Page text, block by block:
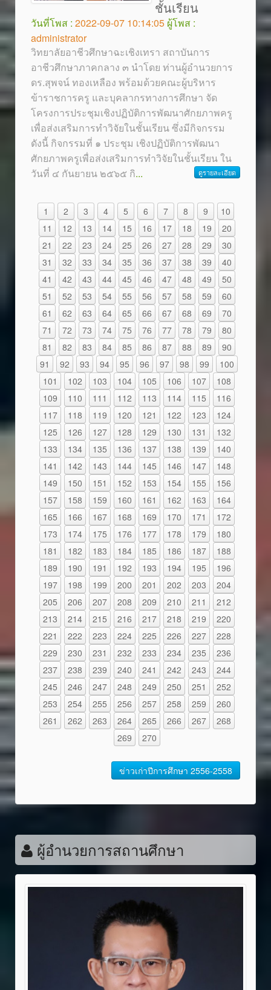
ชั้นเรียน
วันที่โพส : 2022-09-07 10:14:05 ผู้โพส :
administrator
วิทยาลัยอาชีวศึกษาฉะเชิงเทรา สถาบันการ
อาชีวศึกษาภาคกลาง ๓ นำโดย ท่านผู้อำนวยการ
ดร.สุพจน์ ทองเหลือง พร้อมด้วยคณะผู้บริหาร
ข้าราชการครู และบุคลากรทางการศึกษา จัด
โครงการประชุมเชิงปฏิบัติการพัฒนาศักยภาพครู
เพื่อส่งเสริมการทำวิจัยในชั้นเรียน ซึ่งมีกิจกรรม
ดังนี้ กิจกรรมที่ ๑ ประชุม เชิงปฏิบัติการพัฒนา
ศักยภาพครูเพื่อส่งเสริมการทำวิจัยในชั้นเรียน ใน
วันที่ ๔ กันยายน ๒๕๖๕ กิ... ดูรายละเอียด
1 2 3 4 5 6 7 8 9
10
11
12 13 14 15 16 17 18 19
20
21
22 23 24 25 26 27 28 29
30
31
32 33 34 35 36 37 38 39
40
41
42 43 44 45 46 47 48 49
50
51
52 53 54 55 56 57 58 59
60
61
62 63 64 65 66 67 68 69
70
71
72 73 74 75 76 77 78 79
80
81
82 83 84 85 86 87 88 89
90
91
92 93 94 95 96 97 98 99
100
101
102 103 104 105 106 107
108
109
110 111 112 113 114 115
116
117
118 119 120 121 122 123
124
125
126 127 128 129 130 131
132
133
134 135 136 137 138 139
140
141
142 143 144 145 146 147
148
149
150 151 152 153 154 155
156
157
158 159 160 161 162 163
164
165
166 167 168 169 170 171
172
173
174 175 176 177 178 179
180
181
182 183 184 185 186 187
188
189
190 191 192 193 194 195
196
197
198 199 200 201 202 203
204
205
206 207 208 209 210 211
212
213
214 215 216 217 218 219
220
221
222 223 224 225 226 227
228
229
230 231 232 233 234 235
236
237
238 239 240 241 242 243
244
245
246 247 248 249 250 251
252
253
254 255 256 257 258 259
260
261
262 263 264 265 266 267
268
269
270
ข่าวเก่าปีการศึกษา 2556-2558
ผู้อำนวยการสถานศึกษา